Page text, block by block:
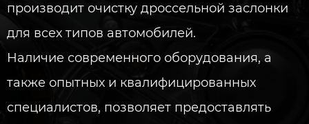
производит очистку дроссельной заслонки
для всех типов автомобилей.
Наличие современного оборудования, а
также опытных и квалифицированных
специалистов, позволяет предоставлять